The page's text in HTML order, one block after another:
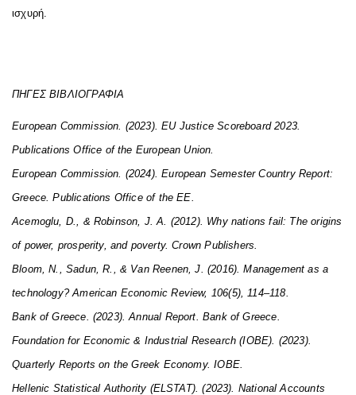
ισχυρή.
ΠΗΓΕΣ ΒΙΒΛΙΟΓΡΑΦΙΑ
European Commission. (2023). EU Justice Scoreboard 2023.
Publications Office of the European Union.
European Commission. (2024). European Semester Country Report:
Greece. Publications Office of theΕΕ
Acemoglu, D., & Robinson, J. A. (2012). Why nations fail: The origins
of power, prosperity, and poverty. Crown Publishers.
Bloom, N., Sadun, R., & Van Reenen, J. (2016). Management as a
technology? American Economic Review, 106(5), 114–118.
Bank of Greece. (2023). Annual Report. Bank of Greece.
Foundation for Economic & Industrial Research (IOBE). (2023).
Quarterly Reports on the Greek Economy. IOBE.
Hellenic Statistical Authority (ELSTAT). (2023). National Accounts